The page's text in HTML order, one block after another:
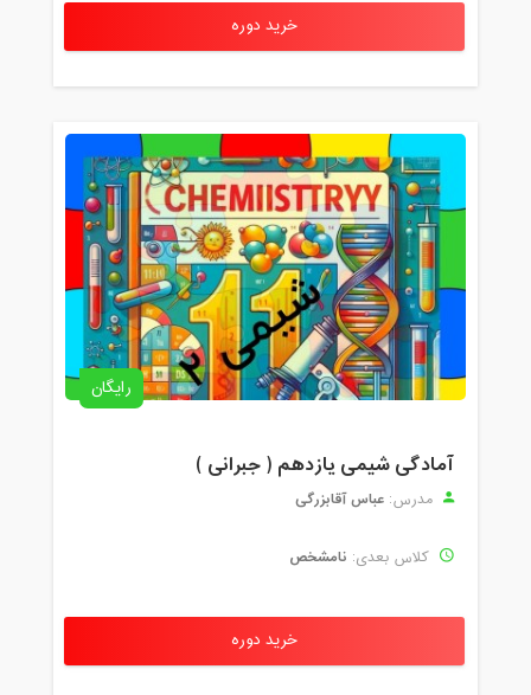
خرید دوره
رایگان
آمادگی شیمی یازدهم ( جبرانی )
مدرس: عباس آقابزرگی
کلاس بعدی: نامشخص
خرید دوره